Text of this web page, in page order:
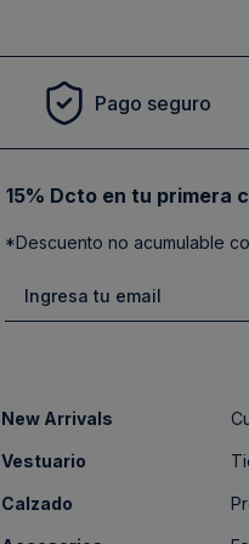
Pago seguro
15% Dcto en tu primera
*Descuento no acumulable
New Arrivals
Vestuario
Calzado